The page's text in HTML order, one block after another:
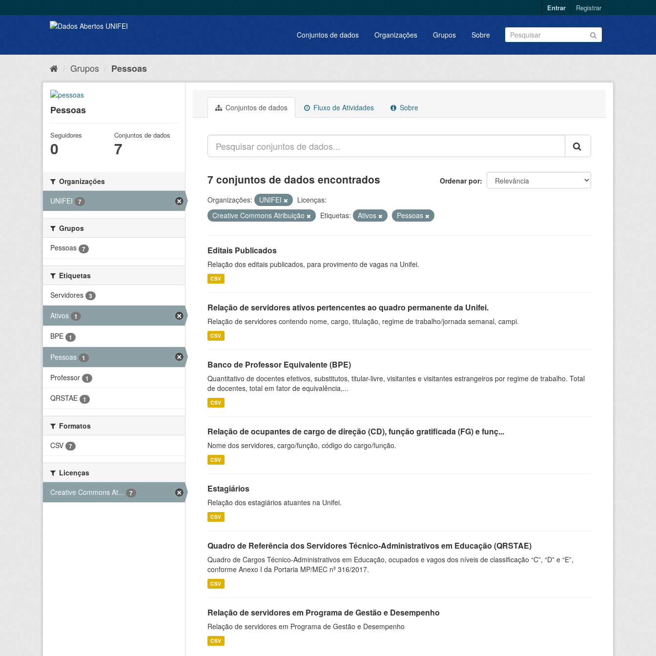
Entrar Registrar
Conjuntos de dados Organizações Grupos Sobre
Grupos Pessoas
Pessoas
Seguidores
0
Conjuntos de dados
7
Organizações
UNIFEI
7
Grupos
Pessoas
7
Etiquetas
Servidores
3
Ativos 1
BPE 1
Pessoas 1
Professor 1
QRSTAE 1
Formatos
CSV
7
Licenças
Creative Commons At...
7
Conjuntos de dados Fluxo de Atividades Sobre
Ordenar por
7 conjuntos de dados encontrados
Organizações: UNIFEI
Licenças:
Creative Commons Atribuição
Etiquetas: Ativos Pessoas
Editais Publicados
Relação dos editais publicados, para provimento de vagas na Unifei.
CSV
Relação de servidores ativos pertencentes ao quadro permanente da Unifei.
Relação de servidores contendo nome, cargo, titulação, regime de trabalho/jornada semanal, campi.
CSV
Banco de Professor Equivalente (BPE)
Quantitativo de docentes efetivos, substitutos, titular-livre, visitantes e visitantes estrangeiros por regime de trabalho. Total
de docentes, total em fator de equivalência,...
CSV
Relação de ocupantes de cargo de direção (CD), função gratificada (FG) e funç...
Nome dos servidores, cargo/função, código do cargo/função.
CSV
Estagiários
Relação dos estagiários atuantes na Unifei.
CSV
Quadro de Referência dos Servidores Técnico-Administrativos em Educação (QRSTAE)
Quadro de Cargos Técnico-Administrativos em Educação, ocupados e vagos dos níveis de classificação “C”, “D” e “E”,
conforme Anexo I da Portaria MP/MEC nº 316/2017.
CSV
Relação de servidores em Programa de Gestão e Desempenho
Relação de servidores em Programa de Gestão e Desempenho
CSV